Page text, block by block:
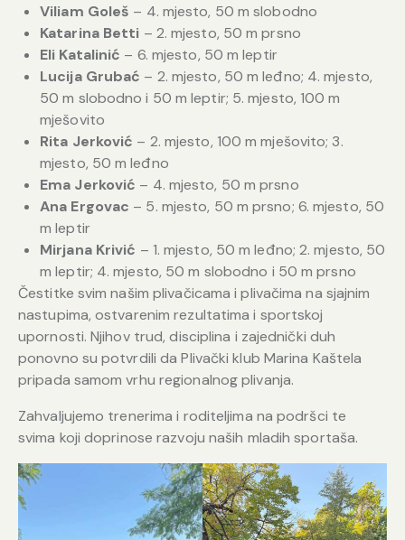
Viliam Goleš – 4. mjesto, 50 m slobodno
Katarina Betti – 2. mjesto, 50 m prsno
Eli Katalinić – 6. mjesto, 50 m leptir
Lucija Grubać – 2. mjesto, 50 m leđno; 4. mjesto,
50 m slobodno i 50 m leptir; 5. mjesto, 100 m
mješovito
Rita Jerković – 2. mjesto, 100 m mješovito; 3.
mjesto, 50 m leđno
Ema Jerković – 4. mjesto, 50 m prsno
Ana Ergovac – 5. mjesto, 50 m prsno; 6. mjesto, 50
m leptir
Mirjana Krivić – 1. mjesto, 50 m leđno; 2. mjesto, 50
m leptir; 4. mjesto, 50 m slobodno i 50 m prsno
Čestitke svim našim plivačicama i plivačima na sjajnim
nastupima, ostvarenim rezultatima i sportskoj
upornosti. Njihov trud, disciplina i zajednički duh
ponovno su potvrdili da Plivački klub Marina Kaštela
pripada samom vrhu regionalnog plivanja.
Zahvaljujemo trenerima i roditeljima na podršci te
svima koji doprinose razvoju naših mladih sportaša.